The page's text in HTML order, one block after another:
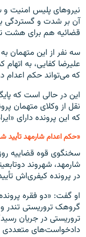
نیروهای پلیس امنیت و
آن بر شدت و گستردگی
قضائیه هم برای هشت
سه نفر از این متهمان
علیرضا کفایی، به
که می‌تواند حکم اعدام
این در حالی است که
نقل از وکلای متهمان
که این پرونده دارای
«حکم اعدام شارمهد تأیید
سخنگوی قوه قضاییه
شارمهد، شهروند
در پرونده کیفری‌اش
او گفت: «دو فقره
گروهک تروریستی
تروریستی در جریان
دادخواست‌های